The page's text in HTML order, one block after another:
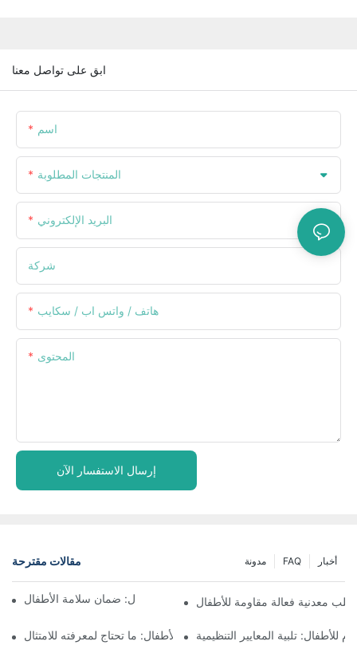
ابق على تواصل معنا
اسم
المنتجات المطلوبة
البريد الإلكتروني
شركة
هاتف / واتس اب / سكايب
المحتوى
إرسال الاستفسار الآن
مقالات مقترحة أخبار FAQ مدونة
فهم التغليف المقاوم للأطفال: ضمان سلامة الأطفالمعدنية فعالة مقاومة للأطفال
زجاجات مقاومة للأطفال: ما تحتاج لمعرفته للامتثالللأطفال: تلبية المعايير التنظيمية